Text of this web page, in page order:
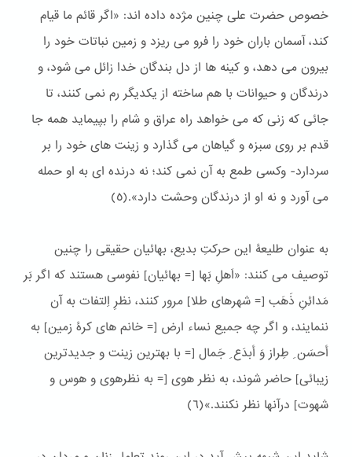
خصوص حضرت علی چنین مژده داده اند: «اگر قائم ما قیام
كند، آسمان باران خود را فرو می ریزد و زمین نباتات خود را
بیرون می دهد، و كینه ها از دل بندگان خدا زائل می شود، و
درندگان و حیوانات با هم ساخته از یكدیگر رم نمی كنند، تا
جائی كه زنی كه می خواهد راه عراق و شام را بپیماید همه جا
قدم بر روی سبزه و گیاهان می گذارد و زینت های خود را بر
سردارد- وكسی طمع به آن نمی كند؛ نه درنده ای به او حمله
می آورد و نه او از درندگان وحشت دارد».(٥)
به عنوان طلیعۀ این حرکتِ بدیع، بهائیان حقیقی را چنین
توصیف می کنند: «اَهلِ بَها [= بهائیان] نفوسی هستند كه اگر بَر
مَدائِنِ ذَهَب [= شهرهای طلا] مرور كنند، نظرِ اِلتفات به آن
ننمایند، و اگر چه جمیع نساء ارض [= خانم های كرۀ زمین] به
أحسَن ِ طِراز وَ أبدَع ِ جَمال [= با بهترین زینت و جدیدترین
زیبائی] حاضر شوند، به نظر هوی [= به نظرهوی و هوس و
شهوت] درآنها نظر نكنند.»(٦)